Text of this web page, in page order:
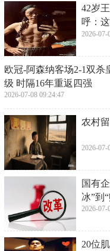
​42岁
呼：
2026-07-
欧冠-阿森纳客场2-1双杀
级 时隔16年重返四强
2026-07-08 09:24:47
农村
2026-07-
国有
冰”到
2026-07-
​20位